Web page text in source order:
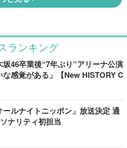
ランキング
46卒業後“7年ぶり”アリーナ公演
な感覚がある」【New HISTORY C
ールナイトニッポン」放送決定 通
ナリティ初担当